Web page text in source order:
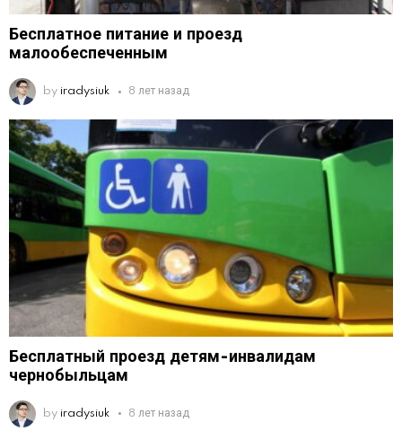
Бесплатное питание и проезд
малообеспеченным
by iradysiuk 8 лет назад
Бесплатный проезд детям-инвалидам
чернобыльцам
by iradysiuk 8 лет назад